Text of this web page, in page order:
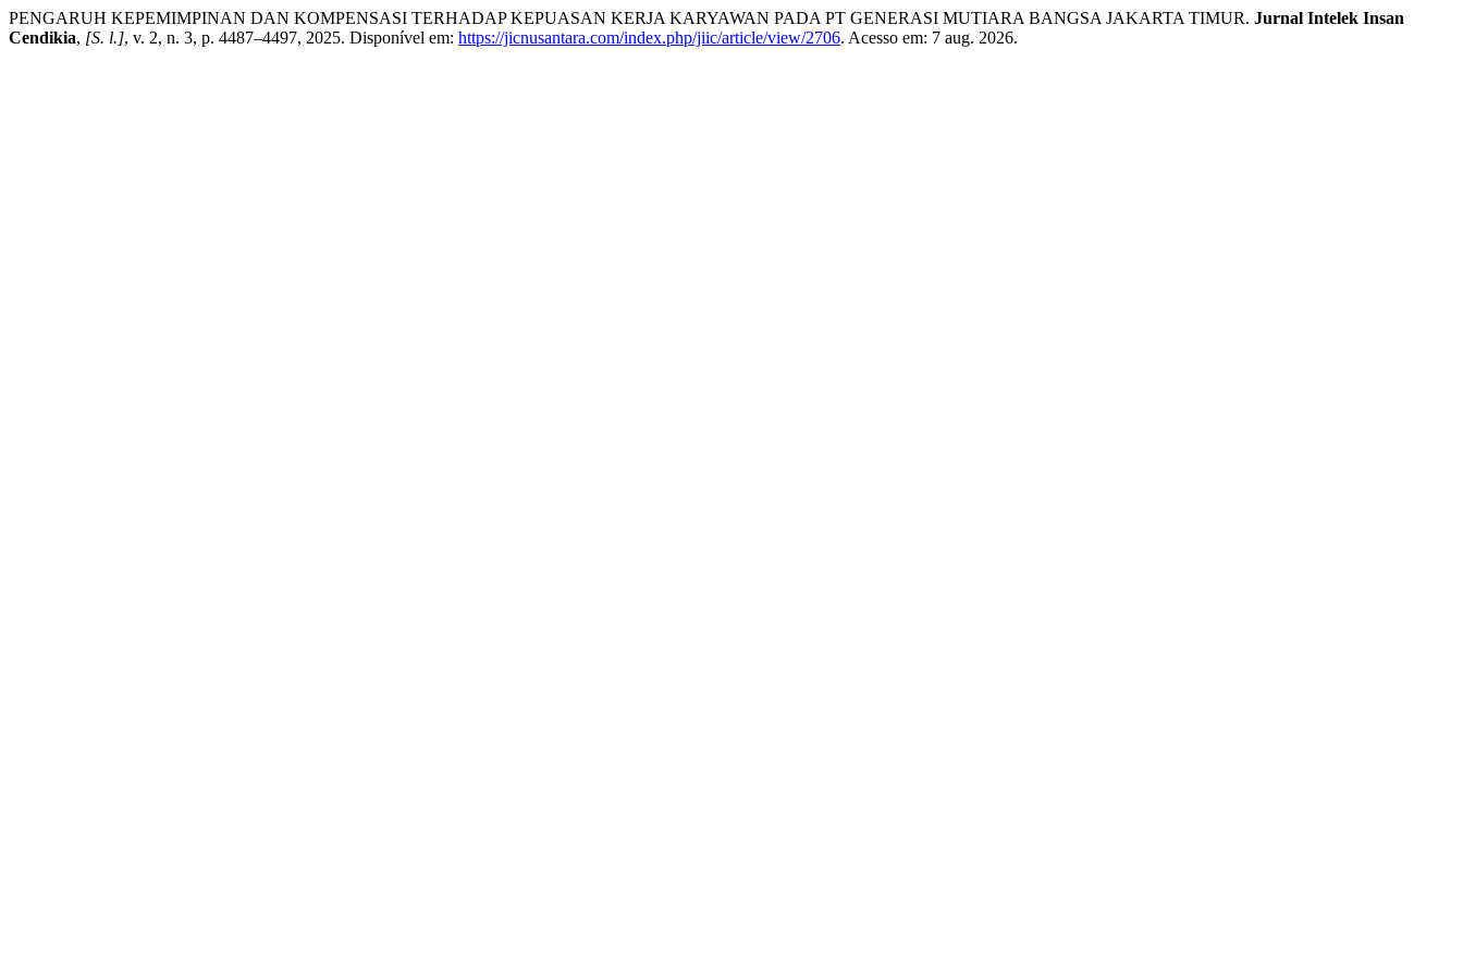
PENGARUH KEPEMIMPINAN DAN KOMPENSASI TERHADAP KEPUASAN KERJA KARYAWAN PADA PT GENERASI MUTIARA BANGSA JAKARTA TIMUR. Jurnal Intelek Insan
Cendikia, [S. l.], v. 2, n. 3, p. 4487–4497, 2025. Disponível em: https://jicnusantara.com/index.php/jiic/article/view/2706. Acesso em: 7 aug. 2026.